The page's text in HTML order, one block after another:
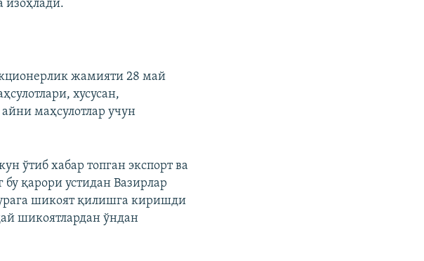
изоҳлади.
жамияти 28 май
хусусан,
маҳсулотлар учун
ўтиб хабар топган экспорт ва
қарори устидан Вазирлар
шикоят қилишга киришди
шикоятлардан ўндан